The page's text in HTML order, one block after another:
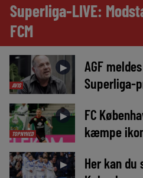
Superliga-LIVE:
FCM
AVIS
►
AGF
Superliga-
TOPNYHED
►
FC
kæmpe
►
Her kan du